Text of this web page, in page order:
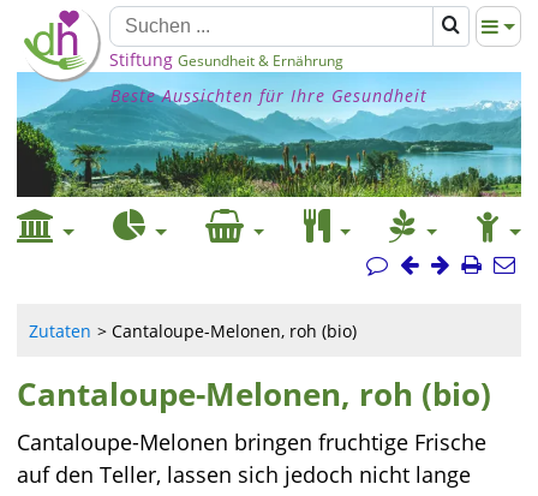
Stiftung Gesundheit & Ernährung
Beste Aussichten für Ihre Gesundheit
Zutaten Cantaloupe-Melonen, roh (bio)
Cantaloupe-Melonen, roh (bio)
Cantaloupe-Melonen bringen fruchtige Frische
auf den Teller, lassen sich jedoch nicht lange